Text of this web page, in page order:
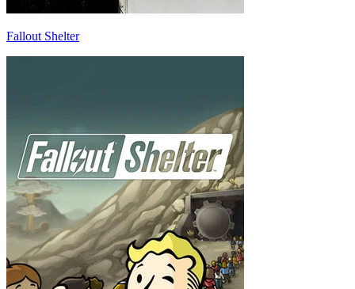
Fallout Shelter